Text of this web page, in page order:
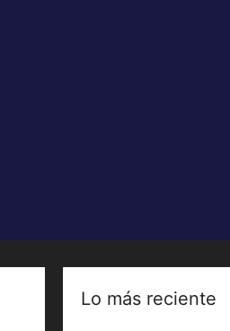
Lo más reciente